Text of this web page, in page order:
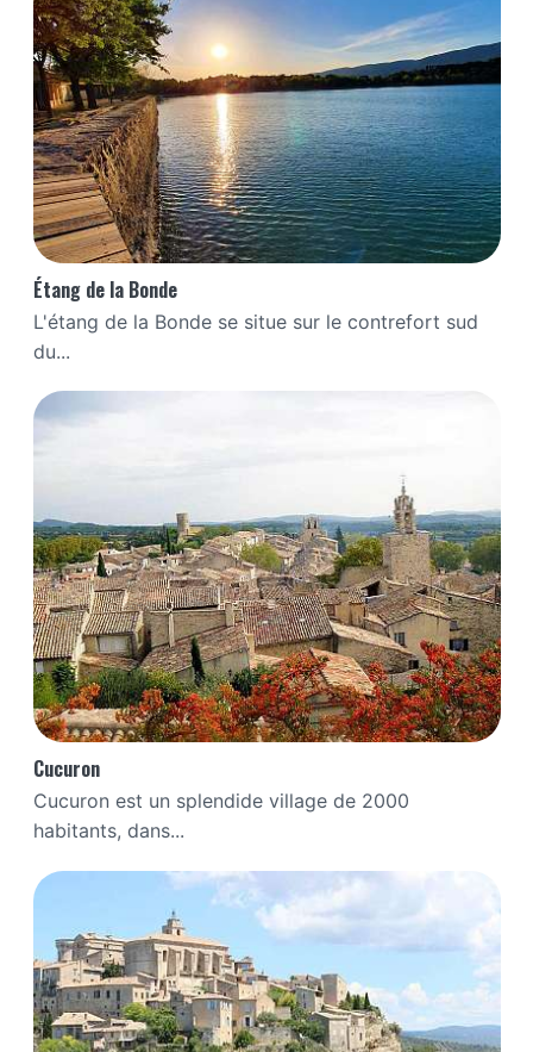
Étang de la Bonde
L'étang de la Bonde se situe sur le contrefort sud
du...
Cucuron
Cucuron est un splendide village de 2000
habitants, dans...